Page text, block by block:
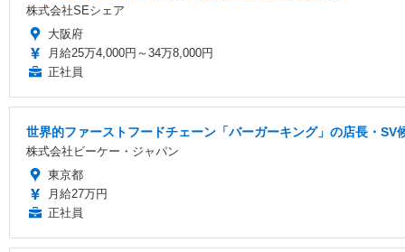
株式会社SEシェア
大阪府
月給25万4,000円～34万8,000円
正社員
世界的ファーストフードチェーン「バーガーキング」の店長・SV
株式会社ビーケー・ジャパン
東京都
月給27万円
正社員